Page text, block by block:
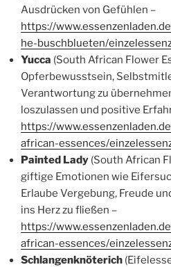
Ausdrücken von Gefühlen –
https://
he-buschblueten/
Yucca (South African Flower
Opferbewusstsein,
Verantwortung zu
loszulassen und positive
https://
african-essences/
Painted Lady (South African
giftige Emotionen wie
Erlaube Vergebung, Freude
ins Herz zu fließen –
https://
african-essences/
Schlangenknöterich